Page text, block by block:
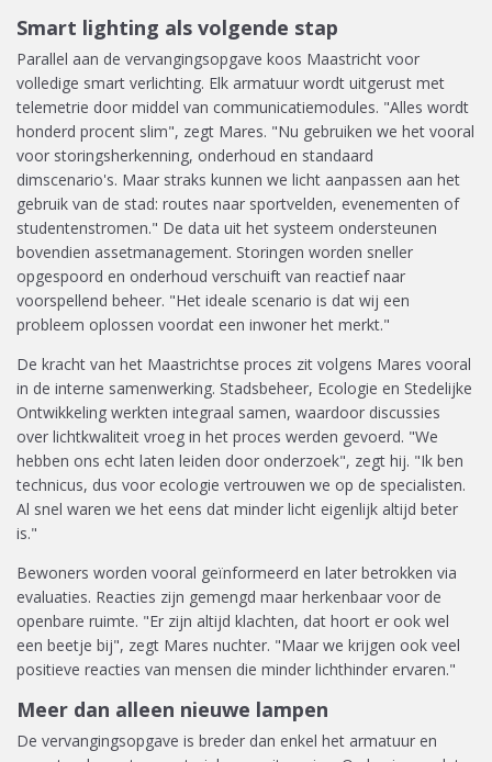
Smart lighting als volgende stap
Parallel aan de vervangingsopgave koos Maastricht voor
volledige smart verlichting. Elk armatuur wordt uitgerust met
telemetrie door middel van communicatiemodules. "Alles wordt
honderd procent slim", zegt Mares. "Nu gebruiken we het vooral
voor storingsherkenning, onderhoud en standaard
dimscenario's. Maar straks kunnen we licht aanpassen aan het
gebruik van de stad: routes naar sportvelden, evenementen of
studentenstromen." De data uit het systeem ondersteunen
bovendien assetmanagement. Storingen worden sneller
opgespoord en onderhoud verschuift van reactief naar
voorspellend beheer. "Het ideale scenario is dat wij een
probleem oplossen voordat een inwoner het merkt."
De kracht van het Maastrichtse proces zit volgens Mares vooral
in de interne samenwerking. Stadsbeheer, Ecologie en Stedelijke
Ontwikkeling werkten integraal samen, waardoor discussies
over lichtkwaliteit vroeg in het proces werden gevoerd. "We
hebben ons echt laten leiden door onderzoek", zegt hij. "Ik ben
technicus, dus voor ecologie vertrouwen we op de specialisten.
Al snel waren we het eens dat minder licht eigenlijk altijd beter
is."
Bewoners worden vooral geïnformeerd en later betrokken via
evaluaties. Reacties zijn gemengd maar herkenbaar voor de
openbare ruimte. "Er zijn altijd klachten, dat hoort er ook wel
een beetje bij", zegt Mares nuchter. "Maar we krijgen ook veel
positieve reacties van mensen die minder lichthinder ervaren."
Meer dan alleen nieuwe lampen
De vervangingsopgave is breder dan enkel het armatuur en